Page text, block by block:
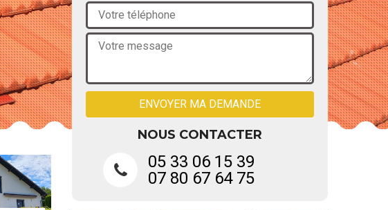
NOUS CONTACTER
05 33 06 15 39
07 80 67 64 75